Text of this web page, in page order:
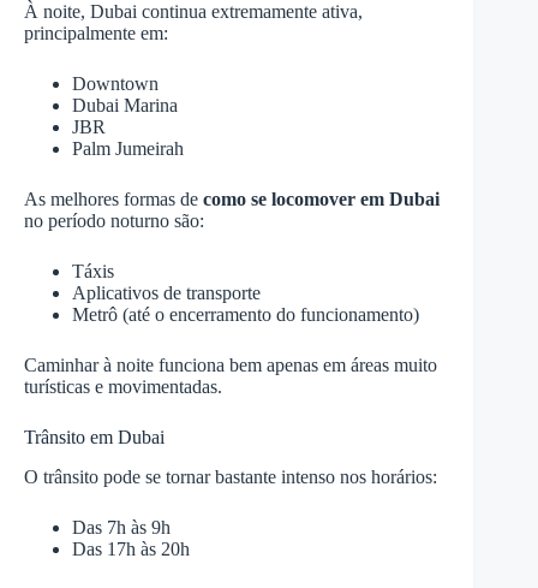
À noite, Dubai continua extremamente ativa,
principalmente em:
Downtown
Dubai Marina
JBR
Palm Jumeirah
As melhores formas de como se locomover em Dubai
no período noturno são:
Táxis
Aplicativos de transporte
Metrô (até o encerramento do funcionamento)
Caminhar à noite funciona bem apenas em áreas muito
turísticas e movimentadas.
Trânsito em Dubai
O trânsito pode se tornar bastante intenso nos horários:
Das 7h às 9h
Das 17h às 20h